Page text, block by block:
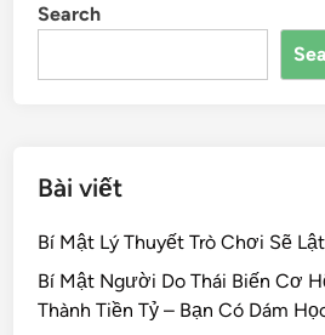
o
o
n s
Search
Bài viết
Bí Mật Lý Thuyết Trò Chơi Sẽ
Bí Mật Người Do Thái Biến Cơ
Thành Tiền Tỷ – Bạn Có Dám